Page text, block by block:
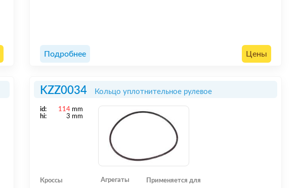
Подробнее Цены
KZZ0034 Кольцо уплотнительное рулевое
id: 114 mm
hi:
3 mm
Кроссы Агрегаты Применяется для